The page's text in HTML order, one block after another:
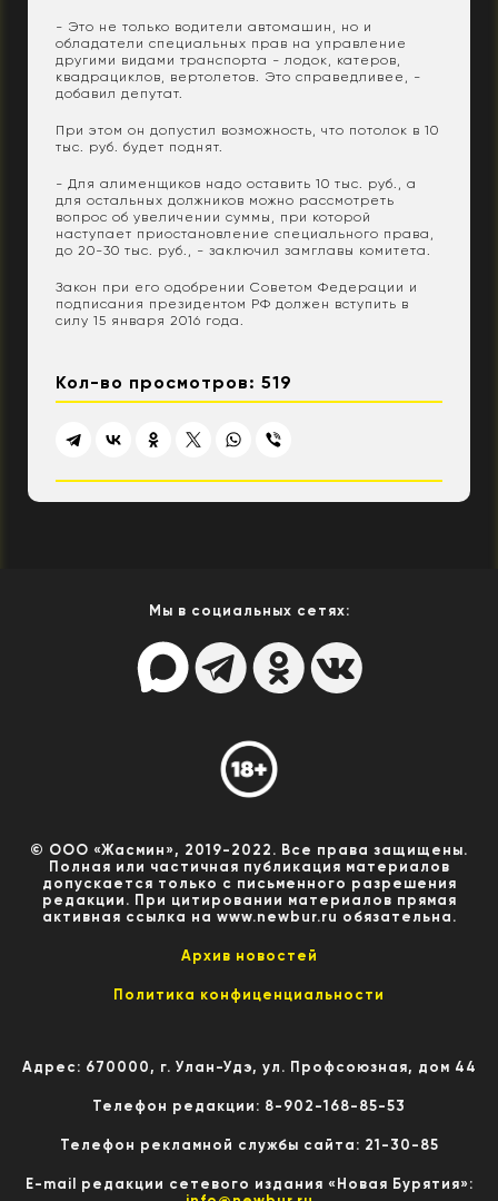
- Это не только водители автомашин, но и
обладатели специальных прав на управление
другими видами транспорта - лодок, катеров,
квадрациклов, вертолетов. Это справедливее, -
добавил депутат.
При этом он допустил возможность, что потолок в 10
тыс. руб. будет поднят.
- Для алименщиков надо оставить 10 тыс. руб., а
для остальных должников можно рассмотреть
вопрос об увеличении суммы, при которой
наступает приостановление специального права,
до 20-30 тыс. руб., - заключил замглавы комитета.
Закон при его одобрении Советом Федерации и
подписания президентом РФ должен вступить в
силу 15 января 2016 года.
Кол-во просмотров: 519
Мы в социальных сетях:
© ООО «Жасмин», 2019-2022. Все права защищены.
Полная или частичная публикация материалов
допускается только с письменного разрешения
редакции. При цитировании материалов прямая
активная ссылка на www.newbur.ru обязательна.
Архив новостей
Политика конфиценциальности
Адрес: 670000, г. Улан-Удэ, ул. Профсоюзная, дом 44
Телефон редакции: 8-902-168-85-53
Телефон рекламной службы сайта: 21-30-85
E-mail редакции сетевого издания «Новая Бурятия»: